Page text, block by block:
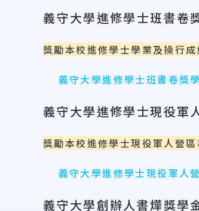
義守大學進修學士班書卷
獎勵本校進修學士學業及操行
義守大學進修學士班書卷獎
義守大學進修學士現役軍
獎勵本校進修學士現役軍人營
義守大學進修學士現役軍人
義守大學創辦人書燁獎學